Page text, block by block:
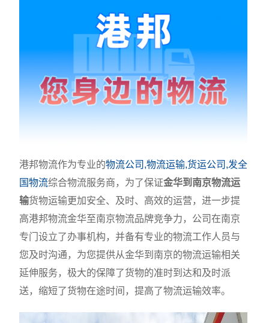
港邦物流作为专业的物流公司,物流运输,货运公司,发全
国物流综合物流服务商，为了保证金华到南京物流运
输货物运输更加安全、及时、高效的运营，进一步提
高港邦物流金华至南京物流品牌竞争力，公司在南京
专门设立了办事机构，并备有专业的物流工作人员与
您及时沟通，为您提供从金华到南京的物流运输相关
延伸服务，极大的保障了货物的准时到达和及时派
送，缩短了货物在途时间，提高了物流运输效率。